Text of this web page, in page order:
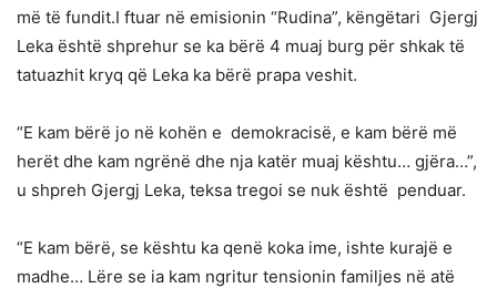
më të fundit.I ftuar në emisionin “Rudina”, këngëtari Gjergj
Leka është shprehur se ka bërë 4 muaj burg për shkak të
tatuazhit kryq që Leka ka bërë prapa veshit.
“E kam bërë jo në kohën e demokracisë, e kam bërë më
herët dhe kam ngrënë dhe nja katër muaj kështu… gjëra…”,
u shpreh Gjergj Leka, teksa tregoi se nuk është penduar.
“E kam bërë, se kështu ka qenë koka ime, ishte kurajë e
madhe… Lëre se ia kam ngritur tensionin familjes në atë